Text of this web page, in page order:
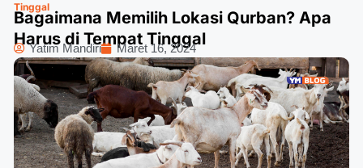
Tinggal
Bagaimana Memilih Lokasi Qurban? Apa
Harus di Tempat Tinggal
Yatim Mandiri Maret 16, 2024